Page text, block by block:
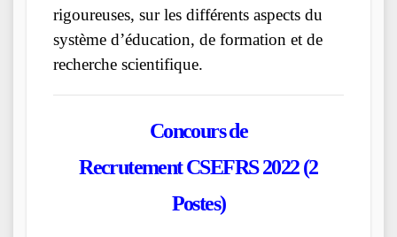
rigoureuses, sur les différents aspects du
système d’éducation, de formation et de
recherche scientifique.
Concours de
RecrutementCSEFRS2022 (2
Postes)